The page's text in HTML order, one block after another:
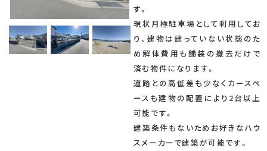
す。
現状月極駐車場として利用してお
り、建物は建っていない状態のた
め解体費用も舗装の撤去だけで
済む物件になります。
道路との高低差も少なくカースペ
ースも建物の配置により2台以上
可能です。
建築条件もないためお好きなハウ
スメーカーで建築が可能です。